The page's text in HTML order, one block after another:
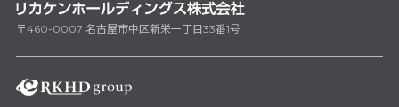
〒460-0007 名古屋市中区新栄一丁目33番1号